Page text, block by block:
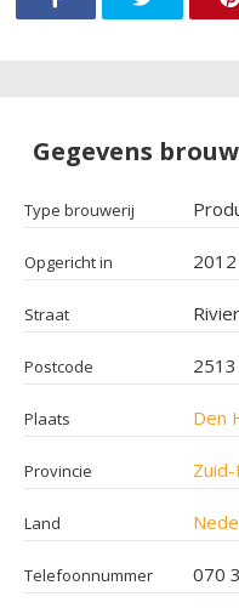
Gegevens
Type brouwerij
Opgericht in
Straat
Postcode
Plaats Den
Provincie
Land
Telefoonnummer 070